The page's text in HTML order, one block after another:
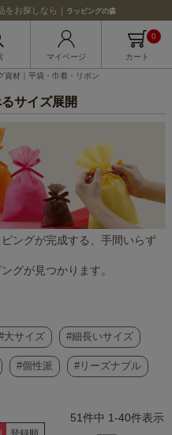
をお探しなら｜ ラッピングの森
マイページ カート
0
資材｜平袋・巾着・リボン
サイズ展開
ングが完成する、手間いらず
グが見つかります。
大サイズ #細長いサイズ
#個性派 #リーズナブル
51件中 1-40件表示